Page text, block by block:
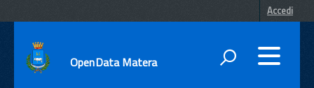
Accedi
OpenData Matera